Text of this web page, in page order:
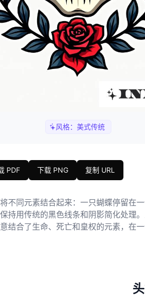
风格： 美式传统
PDF 下载 PNG 复制 URL
不同元素结合起来：一只蝴蝶停留在
持用传统的黑色线条和阴影简化处理
结合了生命、死亡和皇权的元素，在